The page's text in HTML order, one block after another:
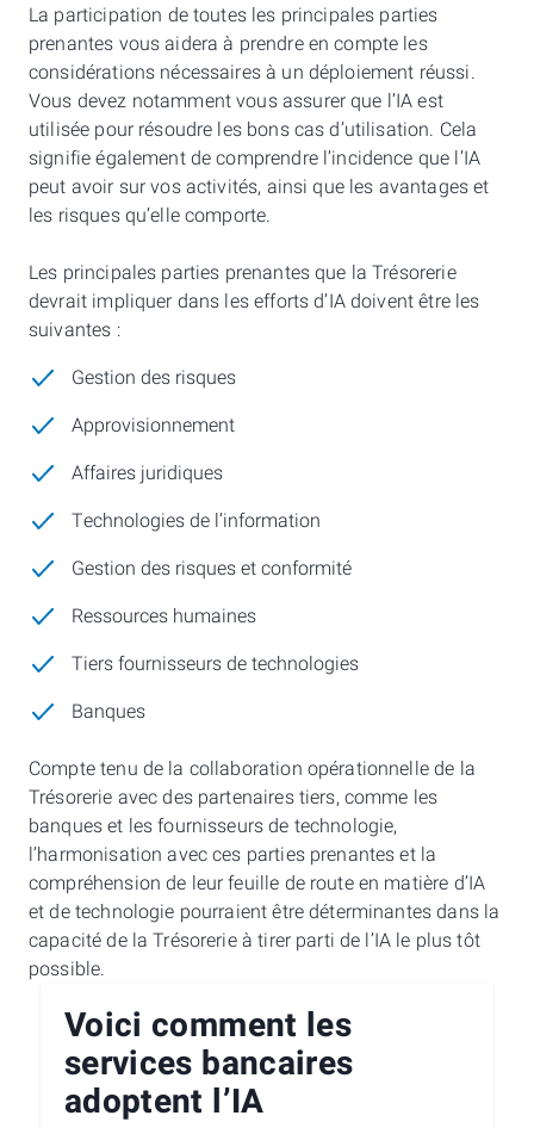
La participation de toutes les principales parties
prenantes vous aidera à prendre en compte les
considérations nécessaires à un déploiement réussi.
Vous devez notamment vous assurer que l’IA est
utilisée pour résoudre les bons cas d’utilisation. Cela
signifie également de comprendre l’incidence que l’IA
peut avoir sur vos activités, ainsi que les avantages et
les risques qu’elle comporte.
Les principales parties prenantes que la Trésorerie
devrait impliquer dans les efforts d’IA doivent être les
suivantes :
Gestion des risques
Approvisionnement
Affaires juridiques
Technologies de l’information
Gestion des risques et conformité
Ressources humaines
Tiers fournisseurs de technologies
Banques
Compte tenu de la collaboration opérationnelle de la
Trésorerie avec des partenaires tiers, comme les
banques et les fournisseurs de technologie,
l’harmonisation avec ces parties prenantes et la
compréhension de leur feuille de route en matière d’IA
et de technologie pourraient être déterminantes dans la
capacité de la Trésorerie à tirer parti de l’IA le plus tôt
possible.
Voici comment les
services bancaires
adoptent l’IA